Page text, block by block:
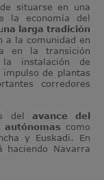
situarse en una
la economía del
na larga tradición
a la comunidad en
en la transición
instalación de
de plantas
corredores
delavance del
autónomas como
y Euskadi. En
haciendo Navarra